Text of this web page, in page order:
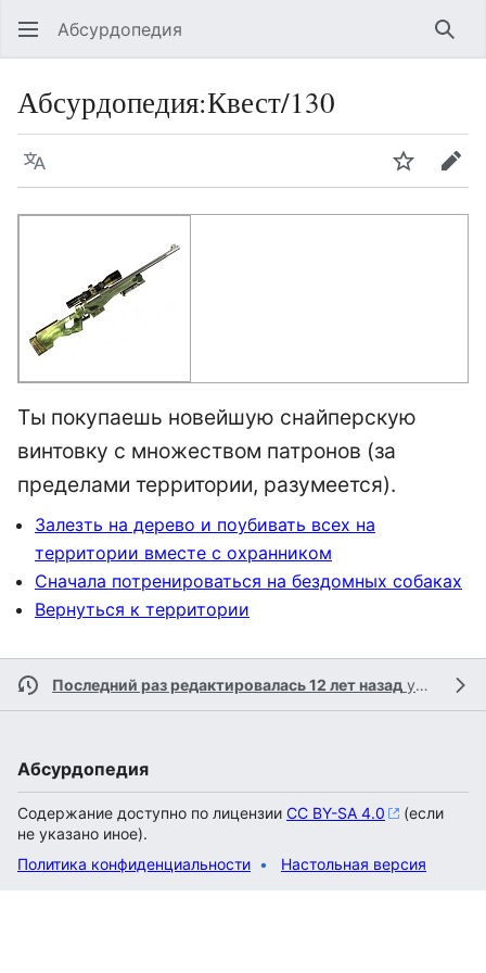
Абсурдопедия
Абсурдопедия:Квест/130
Язык
Ты покупаешь новейшую снайперскую
винтовку с множеством патронов (за
пределами территории, разумеется).
Залезть на дерево и поубивать всех на
территории вместе с охранником
Сначала потренироваться на бездомных собаках
Вернуться к территории
Последний раз редактировалась 12 лет назад участником
Абсурдопедия
Содержание доступно по лицензии CC BY-SA 4.0
(если
не указано иное).
Политика конфиденциальности
Настольная версия